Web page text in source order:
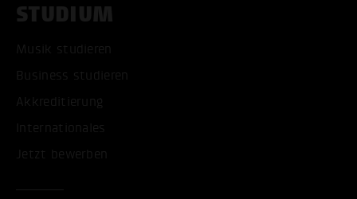
STUDIUM
Musik studieren
Business studieren
Akkreditierung
Internationales
Jetzt bewerben